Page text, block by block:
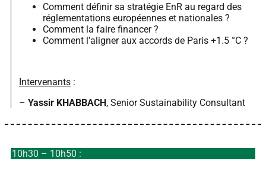
Comment définir sa stratégie EnR au regard des
réglementations européennes et nationales ?
Comment la faire financer ?
Comment l’aligner aux accords de Paris +1.5 °C ?
Intervenants :
– Yassir KHABBACH, Senior Sustainability Consultant
10h30 – 10h50 :